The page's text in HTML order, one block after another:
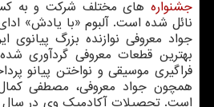
جشنواره های مختلف شركت و به
نائل شده است. آلبوم «با یادش»
جواد معروفی نوازنده بزرگ پیانوی
بهترین قطعات معروفی گردآوری
فراگیری موسیقی و نواختن پیانو
همچون جواد معروفی، مصطفی كمال
است. تحصیلات آكادمیك وی در سال ۱۳۷۶ با ورود به